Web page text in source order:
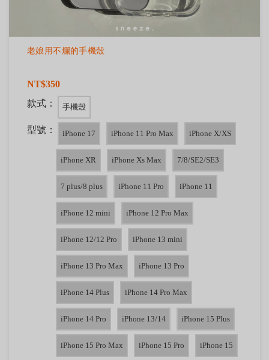
老娘用不爛的手機殼
NT$350
款式：
手機殼
型號： iPhone 17 iPhone 11 Pro Max iPhone X/XS
iPhone XR iPhone Xs Max 7/8/SE2/SE3
7 plus/8 plus iPhone 11 Pro iPhone 11
iPhone 12 mini iPhone 12 Pro Max
iPhone 12/12 Pro iPhone 13 mini
iPhone 13 Pro Max iPhone 13 Pro
iPhone 14 Plus iPhone 14 Pro Max
iPhone 14 Pro iPhone 13/14 iPhone 15 Plus
iPhone 15 Pro Max iPhone 15 Pro iPhone 15